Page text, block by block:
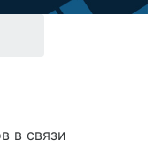
в связи